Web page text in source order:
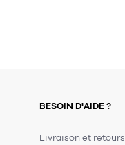
BESOIN D'AIDE ?
Livraison et retours